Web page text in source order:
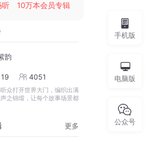
听
10万本会员专辑
韵
19 4051
众打开世界大门，编织出满
之锦缎，让每个故事场景都
更多
手机版
电脑版
公众号